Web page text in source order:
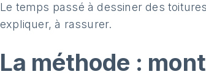
Le temps passé à dessiner des
expliquer, à rassurer.
La méthode :